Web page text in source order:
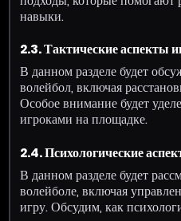
навыки.
2.3. Тактические аспекты
В данном разделе будет
волейбол, включая
Особое внимание будет
игроками на площадке.
2.4. Психологические
В данном разделе будет
волейболе, включая
игру. Обсудим, как